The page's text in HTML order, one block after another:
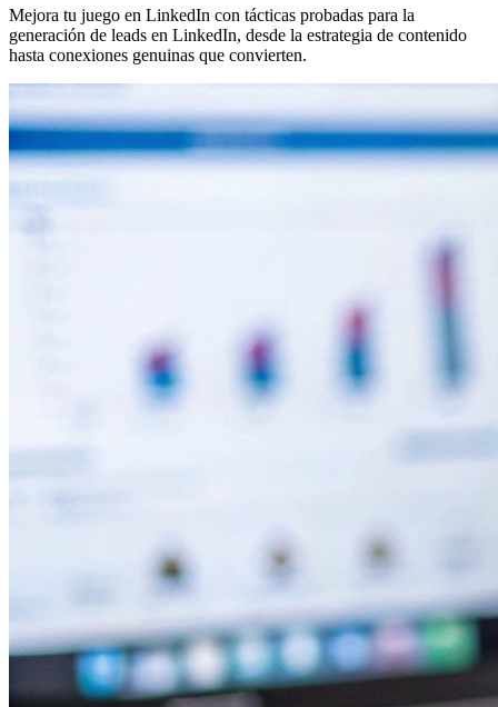
Mejora tu juego en LinkedIn con tácticas probadas para la
generación de leads en LinkedIn, desde la estrategia de contenido
hasta conexiones genuinas que convierten.